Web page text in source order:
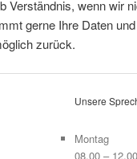
Verständnis, wenn wir
gerne Ihre Daten
zurück.
Unsere
Montag
08.00 –